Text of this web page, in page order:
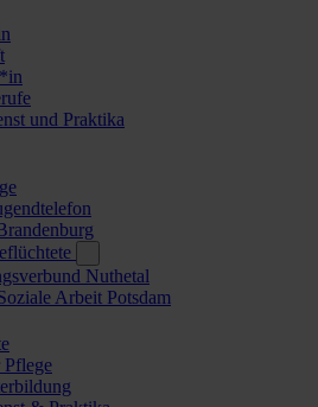
und Praktika
Nuthetal
Arbeit Potsdam
Pflege